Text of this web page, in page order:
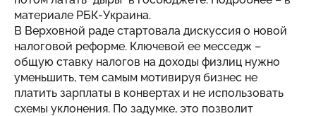
материале РБК-Украина.
В Верховной раде стартовала дискуссия о новой
налоговой реформе. Ключевой ее месседж –
общую ставку налогов на доходы физлиц нужно
уменьшить, тем самым мотивируя бизнес не
платить зарплаты в конвертах и не использовать
схемы уклонения. По задумке, это позволит